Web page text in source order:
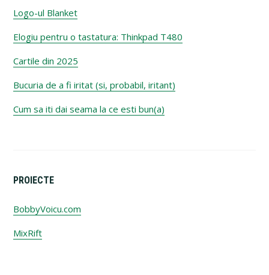
Logo-ul Blanket
Elogiu pentru o tastatura: Thinkpad T480
Cartile din 2025
Bucuria de a fi iritat (si, probabil, iritant)
Cum sa iti dai seama la ce esti bun(a)
PROIECTE
BobbyVoicu.com
MixRift